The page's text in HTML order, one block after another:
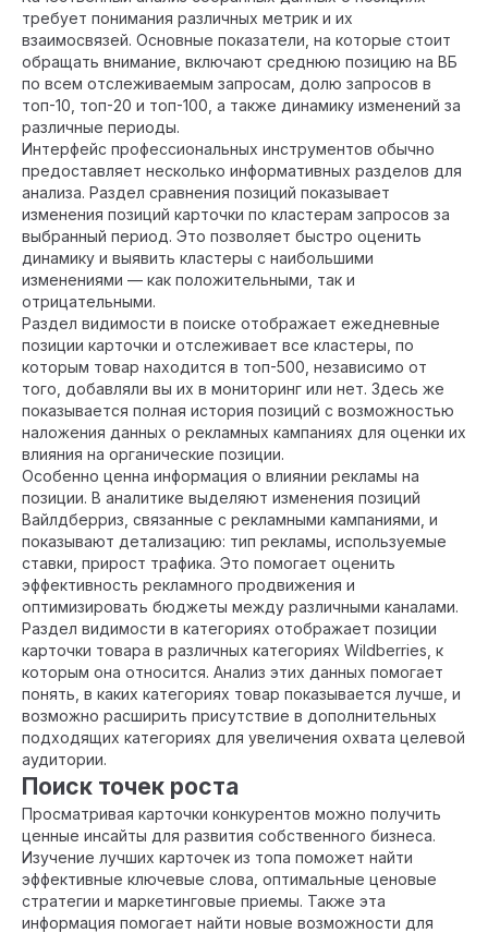
требует понимания различных метрик и их
взаимосвязей. Основные показатели, на которые стоит
обращать внимание, включают среднюю позицию на ВБ
по всем отслеживаемым запросам, долю запросов в
топ-10, топ-20 и топ-100, а также динамику изменений за
различные периоды.
Интерфейс профессиональных инструментов обычно
предоставляет несколько информативных разделов для
анализа. Раздел сравнения позиций показывает
изменения позиций карточки по кластерам запросов за
выбранный период. Это позволяет быстро оценить
динамику и выявить кластеры с наибольшими
изменениями — как положительными, так и
отрицательными.
Раздел видимости в поиске отображает ежедневные
позиции карточки и отслеживает все кластеры, по
которым товар находится в топ-500, независимо от
того, добавляли вы их в мониторинг или нет. Здесь же
показывается полная история позиций с возможностью
наложения данных о рекламных кампаниях для оценки их
влияния на органические позиции.
Особенно ценна информация о влиянии рекламы на
позиции. В аналитике выделяют изменения позиций
Вайлдберриз, связанные с рекламными кампаниями, и
показывают детализацию: тип рекламы, используемые
ставки, прирост трафика. Это помогает оценить
эффективность рекламного продвижения и
оптимизировать бюджеты между различными каналами.
Раздел видимости в категориях отображает позиции
карточки товара в различных категориях Wildberries, к
которым она относится. Анализ этих данных помогает
понять, в каких категориях товар показывается лучше, и
возможно расширить присутствие в дополнительных
подходящих категориях для увеличения охвата целевой
аудитории.
Поиск точек роста
Просматривая карточки конкурентов можно получить
ценные инсайты для развития собственного бизнеса.
Изучение лучших карточек из топа поможет найти
эффективные ключевые слова, оптимальные ценовые
стратегии и маркетинговые приемы. Также эта
информация помогает найти новые возможности для